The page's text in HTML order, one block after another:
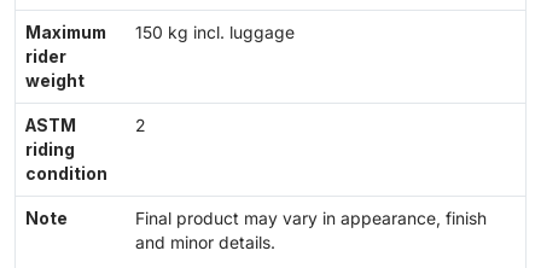
Maximum
rider
weight
150 kg incl. luggage
ASTM
riding
condition
2
Note
Final product may vary in appearance, finish
and minor details.